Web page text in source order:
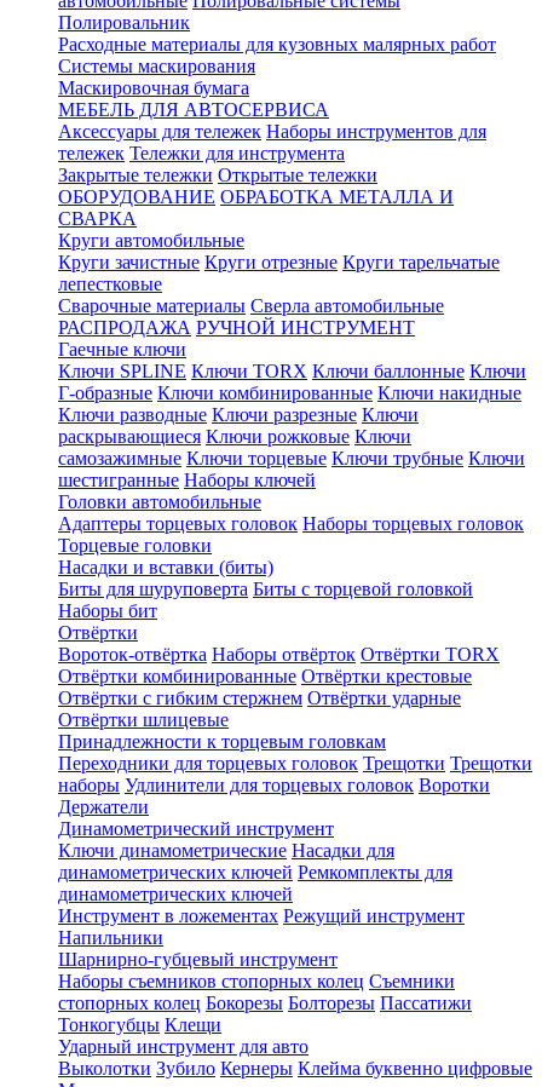
Полировальник
Расходные материалы для кузовных малярных работ
Системы маскирования
Маскировочная бумага
МЕБЕЛЬ ДЛЯ АВТОСЕРВИСА
Аксессуары для тележек Наборы инструментов для
тележек Тележки для инструмента
Закрытые тележки Открытые тележки
ОБОРУДОВАНИЕ ОБРАБОТКА МЕТАЛЛА И
СВАРКА
Круги автомобильные
Круги зачистные Круги отрезные Круги тарельчатые
лепестковые
Сварочные материалы Сверла автомобильные
РАСПРОДАЖА РУЧНОЙ ИНСТРУМЕНТ
Гаечные ключи
Ключи SPLINE Ключи TORX Ключи баллонные Ключи
Г-образные Ключи комбинированные Ключи накидные
Ключи разводные Ключи разрезные Ключи
раскрывающиеся Ключи рожковые Ключи
самозажимные Ключи торцевые Ключи трубные Ключи
шестигранные Наборы ключей
Головки автомобильные
Адаптеры торцевых головок Наборы торцевых головок
Торцевые головки
Насадки и вставки (биты)
Биты для шуруповерта Биты с торцевой головкой
Наборы бит
Отвёртки
Вороток-отвёртка Наборы отвёрток Отвёртки TORX
Отвёртки комбинированные Отвёртки крестовые
Отвёртки с гибким стержнем Отвёртки ударные
Отвёртки шлицевые
Принадлежности к торцевым головкам
Переходники для торцевых головок Трещотки Трещотки
наборы Удлинители для торцевых головок Воротки
Держатели
Динамометрический инструмент
Ключи динамометрические Насадки для
динамометрических ключей Ремкомплекты для
динамометрических ключей
Инструмент в ложементах Режущий инструмент
Напильники
Шарнирно-губцевый инструмент
Наборы съемников стопорных колец Съемники
стопорных колец Бокорезы Болторезы Пассатижи
Тонкогубцы Клещи
Ударный инструмент для авто
Выколотки Зубило Кернеры Клейма буквенно цифровые